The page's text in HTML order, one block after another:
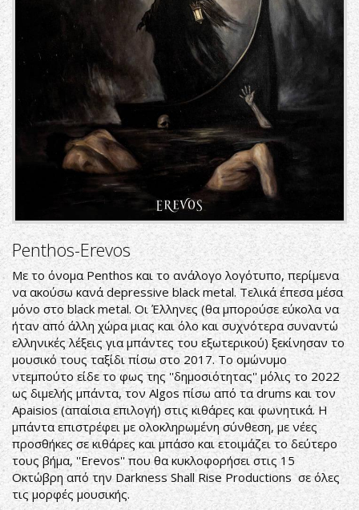
Penthos-Erevos
Με το όνομα Penthos και το ανάλογο λογότυπο, περίμενα
να ακούσω κανά depressive black metal. Τελικά έπεσα μέσα
μόνο στο black metal. Οι Έλληνες (θα μπορούσε εύκολα να
ήταν από άλλη χώρα μιας και όλο και συχνότερα συναντώ
ελληνικές λέξεις για μπάντες του εξωτερικού) ξεκίνησαν το
μουσικό τους ταξίδι πίσω στο 2017. Το ομώνυμο
ντεμπούτο είδε το φως της ''δημοσιότητας'' μόλις το 2022
ως διμελής μπάντα, τον Algos πίσω από τα drums και τον
Apaisios (απαίσια επιλογή) στις κιθάρες και φωνητικά. Η
μπάντα επιστρέφει με ολοκληρωμένη σύνθεση, με νέες
προσθήκες σε κιθάρες και μπάσο και ετοιμάζει το δεύτερο
τους βήμα, ''Erevos'' που θα κυκλοφορήσει στις 15
Οκτώβρη από την Darkness Shall Rise Productions σε όλες
τις μορφές μουσικής.